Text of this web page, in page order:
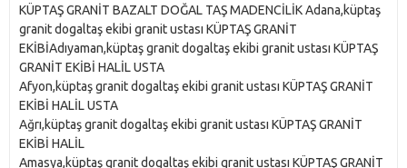
KÜPTAŞ GRANİT BAZALT DOĞAL TAŞ MADENCİLİK Adana,küptaş
granit dogaltaş ekibi granit ustası KÜPTAŞ GRANİT
EKİBİAdıyaman,küptaş granit dogaltaş ekibi granit ustası KÜPTAŞ
GRANİT EKİBİ HALİL USTA
Afyon,küptaş granit dogaltaş ekibi granit ustası KÜPTAŞ GRANİT
EKİBİ HALİL USTA
Ağrı,küptaş granit dogaltaş ekibi granit ustası KÜPTAŞ GRANİT
EKİBİ HALİL
Amasya,küptaş granit dogaltaş ekibi granit ustası KÜPTAŞ GRANİT